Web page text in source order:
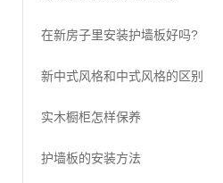
在新房子里安装护墙板好吗?
新中式风格和中式风格的区别
实木橱柜怎样保养
护墙板的安装方法